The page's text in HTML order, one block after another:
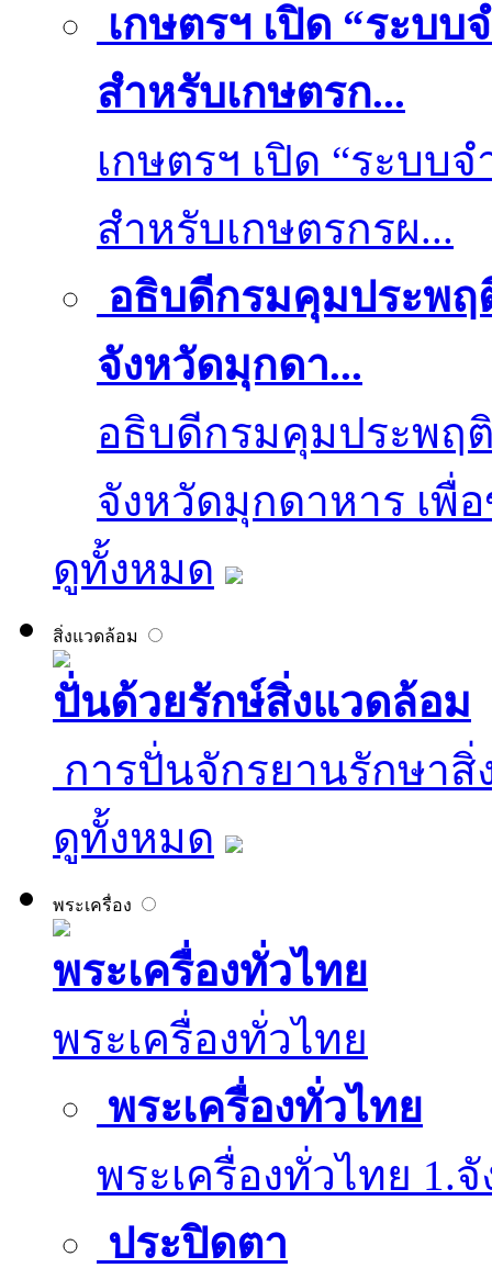
เกษตรฯ เปิด “ระบ
สำหรับเกษตรก...
เกษตรฯ เปิด “ระบบ
สำหรับเกษตรกรผ...
อธิบดีกรมคุมประพ
จังหวัดมุกดา...
อธิบดีกรมคุมประพฤ
จังหวัดมุกดาหาร เพื่
ดูทั้งหมด
สิ่งแวดล้อม
ปั่นด้วยรักษ์สิ่งแวดล้อม
การปั่นจักรยานรักษา
ดูทั้งหมด
พระเครื่อง
พระเครื่องทั่วไทย
พระเครื่องทั่วไทย
พระเครื่องทั่วไทย
พระเครื่องทั่วไทย
ประปิดตา